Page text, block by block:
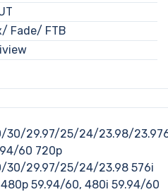
Fade/ FTB
30/29.97/25/24/23.98/
60 720p
30/29.97/25/24/23.98 576i
59.94/60, 480i 59.94/60